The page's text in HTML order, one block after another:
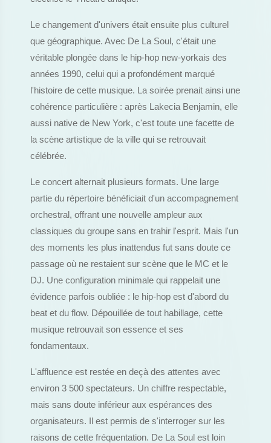
Le changement d'univers était ensuite plus culturel
que géographique. Avec De La Soul, c'était une
véritable plongée dans le hip-hop new-yorkais des
années 1990, celui qui a profondément marqué
l'histoire de cette musique. La soirée prenait ainsi une
cohérence particulière : après Lakecia Benjamin, elle
aussi native de New York, c'est toute une facette de
la scène artistique de la ville qui se retrouvait
célébrée.
Le concert alternait plusieurs formats. Une large
partie du répertoire bénéficiait d'un accompagnement
orchestral, offrant une nouvelle ampleur aux
classiques du groupe sans en trahir l'esprit. Mais l'un
des moments les plus inattendus fut sans doute ce
passage où ne restaient sur scène que le MC et le
DJ. Une configuration minimale qui rappelait une
évidence parfois oubliée : le hip-hop est d'abord du
beat et du flow. Dépouillée de tout habillage, cette
musique retrouvait son essence et ses
fondamentaux.
L'affluence est restée en deçà des attentes avec
environ 3 500 spectateurs. Un chiffre respectable,
mais sans doute inférieur aux espérances des
organisateurs. Il est permis de s'interroger sur les
raisons de cette fréquentation. De La Soul est loin